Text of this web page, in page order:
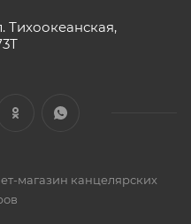
Тихоокеанская,
магазин канцелярских